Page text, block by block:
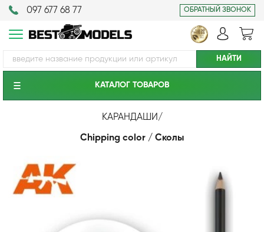
097 677 68 77 ОБРАТНЫЙ ЗВОНОК
КАТАЛОГ ТОВАРОВ
КАРАНДАШИ/
Chipping color / Сколы